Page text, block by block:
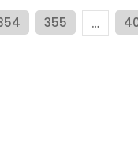
355 …